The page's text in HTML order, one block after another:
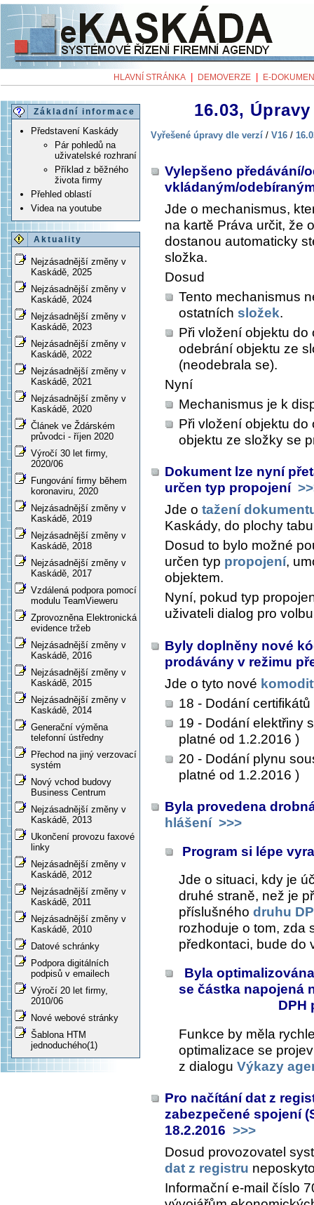
HLAVNÍ STRÁNKA DEMOVERZE E-
Základní informace
Představení Kaskády
Pár pohledů na
uživatelské rozhraní
Příklad z běžného
života firmy
Přehled oblastí
Videa na youtube
Aktuality
Nejzásadnější změny v
Kaskádě, 2025
Nejzásadnější změny v
Kaskádě, 2024
Nejzásadnější změny v
Kaskádě, 2023
Nejzásadnější změny v
Kaskádě, 2022
Nejzásadnější změny v
Kaskádě, 2021
Nejzásadnější změny v
Kaskádě, 2020
Článek ve Ždárském
průvodci - říjen 2020
Výročí 30 let firmy,
2020/06
Fungování firmy během
koronaviru, 2020
Nejzásadnější změny v
Kaskádě, 2019
Nejzásadnější změny v
Kaskádě, 2018
Nejzásadnější změny v
Kaskádě, 2017
Vzdálená podpora pomocí
modulu TeamVieweru
Zprovozněna Elektronická
evidence tržeb
Nejzásadnější změny v
Kaskádě, 2016
Nejzásadnější změny v
Kaskádě, 2015
Nejzásadnější změny v
Kaskádě, 2014
Generační výměna
telefonní ústředny
Přechod na jiný verzovací
systém
Nový vchod budovy
Business Centrum
Nejzásadnější změny v
Kaskádě, 2013
Ukončení provozu faxové
linky
Nejzásadnější změny v
Kaskádě, 2012
Nejzásadnější změny v
Kaskádě, 2011
Nejzásadnější změny v
Kaskádě, 2010
Datové schránky
Podpora digitálních
podpisů v emailech
Výročí 20 let firmy,
2010/06
Nové webové stránky
Šablona HTM
jednoduchého(1)
16.03,
Vyřešené úpravy dle verzí / V16 /
Vylepšeno předávání/
vkládaným/
Jde o mechanismus,
na kartě Práva určit, že
dostanou automaticky
složka.
Dosud
Tento mechanismus
ostatních složek.
Při vložení objektu do
odebrání objektu ze
(neodebrala se).
Nyní
Mechanismus je k
Při vložení objektu
objektu ze složky se
Dokument lze nyní
určen typ propojení
Jde o tažení
Kaskády, do plochy
Dosud to bylo možné
určen typ propojení,
objektem.
Nyní, pokud typ
uživateli dialog pro
Byly doplněny nové
prodávány v režimu
Jde o tyto nové
18 - Dodání
19 - Dodání elektřiny
platné od 1.2.2016 )
20 - Dodání plynu
platné od 1.2.2016 )
Byla provedena
hlášení >>>
Program si lépe
Jde o situaci, kdy je
druhé straně, než je
příslušného druhu
rozhoduje o tom, zda
předkontaci, bude do
Byla
se částka napojená
DPH
Funkce by měla
optimalizace se
z dialogu Výkazy
Pro načítání dat z
zabezpečené spojení
18.2.2016 >>>
Dosud provozovatel
dat z registru
Informační e-mail číslo